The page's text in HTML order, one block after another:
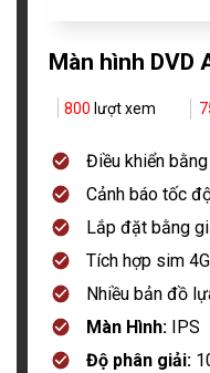
Màn hình DVD
800 lượt xem
Điều khiển
Cảnh báo tốc
Lắp đặt bằng
Tích hợp sim
Nhiều bản đồ
Màn Hình:IPS
Độ phân giải: